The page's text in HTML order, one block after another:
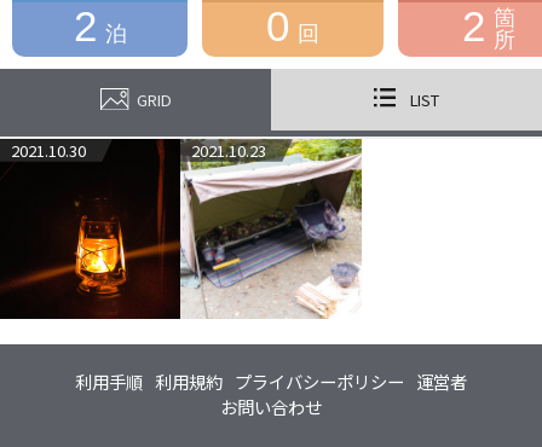
2 泊 0 回 2 箇
所
GRID LIST
2021.10.30 2021.10.23
利用手順 利用規約 プライバシーポリシー 運営者
お問い合わせ